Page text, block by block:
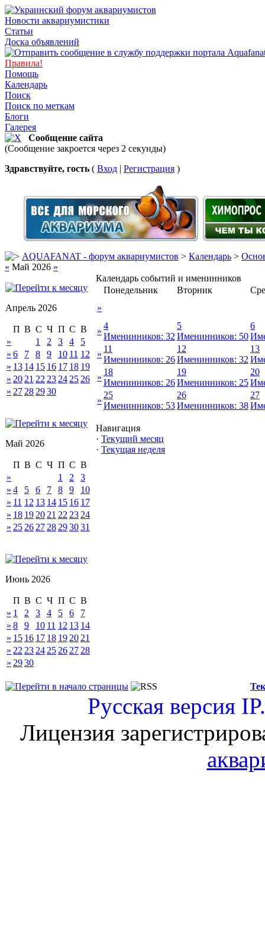
Новости аквариумистики
Статьи
Доска объявлений
Правила!
Помощь
Календарь
Поиск
Поиск по меткам
Блоги
Галерея
Сообщение сайта
(Сообщение закроется через 2 секунды)
Здравствуйте, гость ( Вход | Регистрация )
AQUAFANAT - форум аквариумистов > Календарь >
« Май 2026 »
Апрель 2026
П В С Ч П С В
»
1 2 3 4
5
» 6 7 8 9 10 11 12
» 13 14 15 16 17 18 19
» 20 21 22 23 24 25 26
» 27 28 2930
Май 2026
П В С Ч П С В
»
1 2
3
» 4 5 6 7 8 9
10
» 11 12 13 14 15 16 17
» 18 19 20 21 22 23 24
» 25 26 27 28 293031
Июнь 2026
П В С Ч П С В
» 1 2 3 4 5 6
7
» 8 9 10 11 12 13 14
» 15 16 17 18 19 20 21
» 22 23 24 25 26 27 28
» 2930
Календарь событий и именинников
Понедельник
Вторник
»
»
4
Именинников: 32
5
Именинников: 50
6
»
11
Именинников: 26
12
Именинников: 32
13
»
18
Именинников: 26
19
Именинников: 25
20
»
25
Именинников: 53
26
Именинников: 38
27
Навигация
· Текущий месяц
· Текущая неделя
Русская версия
Лицензия